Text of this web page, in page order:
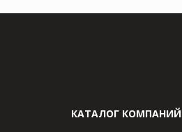
КАТАЛОГ КОМПАНИЙ